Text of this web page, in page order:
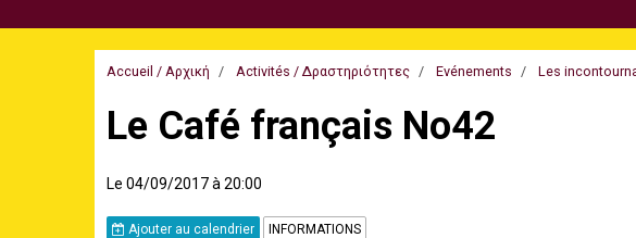
Accueil / Αρχική Activités / Δραστηριότητες Evénements Les
Le Café français No42
Le 04/09/2017à 20:00
Ajouter au calendrier INFORMATIONS